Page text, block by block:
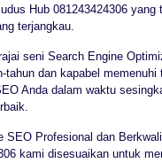
Hub 081243424306 yang
terjangkau.
seni Search Engine
tahun dan kapabel memenuhi
Anda dalam waktu
SEO Profesional dan
kami disesuaikan untuk